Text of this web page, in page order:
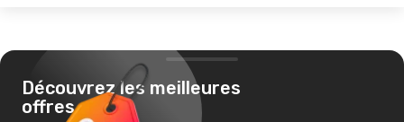
Découvrez les meilleures
offres